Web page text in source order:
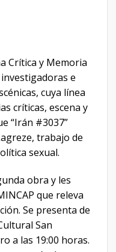
Crítica y Memoria
e
cuya línea
críticas, escena y
“Irán #3037”
trabajo de
sexual.
obra y les
que releva
Se presenta de
San
a las 19:00 horas.